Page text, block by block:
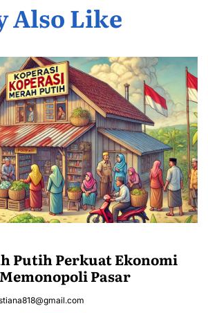
Also Like
Putih Perkuat Ekonomi
Pasar